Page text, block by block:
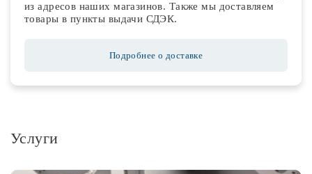
из адресов наших магазинов. Также мы доставляем
товары в пункты выдачи СДЭК.
Подробнее о доставке
Услуги